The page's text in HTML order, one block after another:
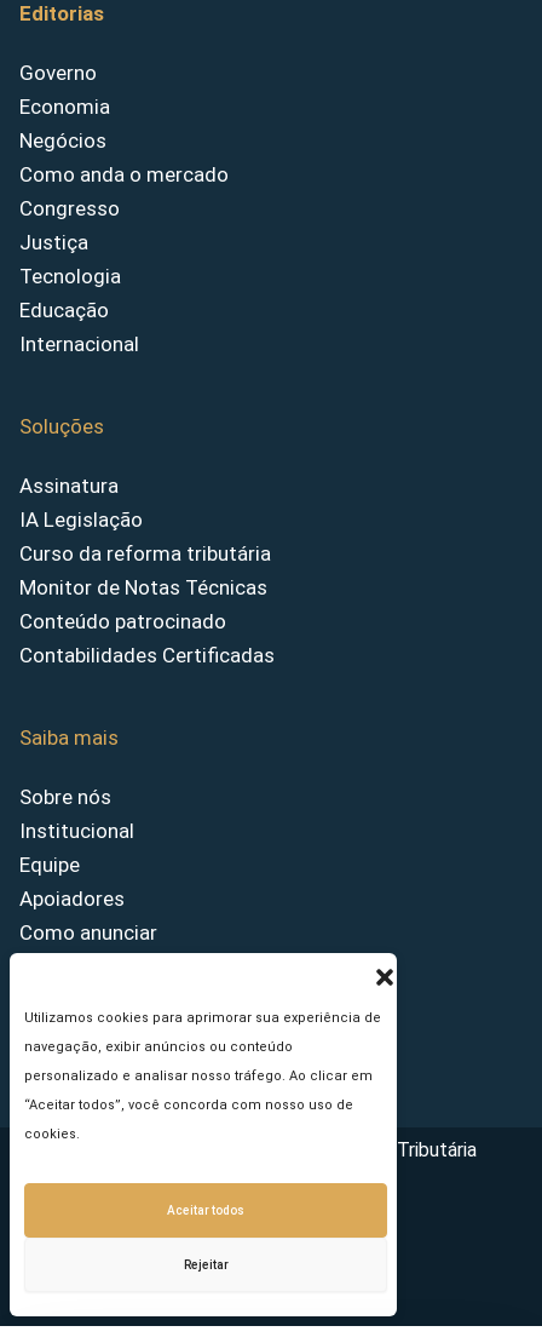
Utilizamos cookies para aprimorar sua experiência de
navegação, exibir anúncios ou conteúdo
personalizado e analisar nosso tráfego. Ao clicar em
“Aceitar todos”, você concorda com nosso uso de
cookies.
Aceitar todos
Rejeitar
Editorias
Governo
Economia
Negócios
Como anda o mercado
Congresso
Justiça
Tecnologia
Educação
Internacional
Soluções
Assinatura
IA Legislação
Curso da reforma tributária
Monitor de Notas Técnicas
Conteúdo patrocinado
Contabilidades Certificadas
Saiba mais
Sobre nós
Institucional
Equipe
Apoiadores
Como anunciar
Princípios Editoriais
Copyright © 2026 - Portal da Reforma Tributária